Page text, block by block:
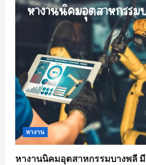
ของ
พฤติกรรม
คน
หา
พนักงาน
ขาย
สร้าง
ความ
พึง
พอใจ
ให้
แก่
องค์กร
หางาน
หางานนิคมอุตสาหกรรมบางพลี มี